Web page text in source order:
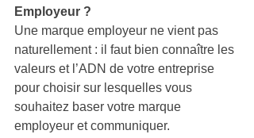
Employeur ?
Une marque employeur ne vient pas
naturellement : il faut bien connaître les
valeurs et l’ADN de votre entreprise
pour choisir sur lesquelles vous
souhaitez baser votre marque
employeur et communiquer.